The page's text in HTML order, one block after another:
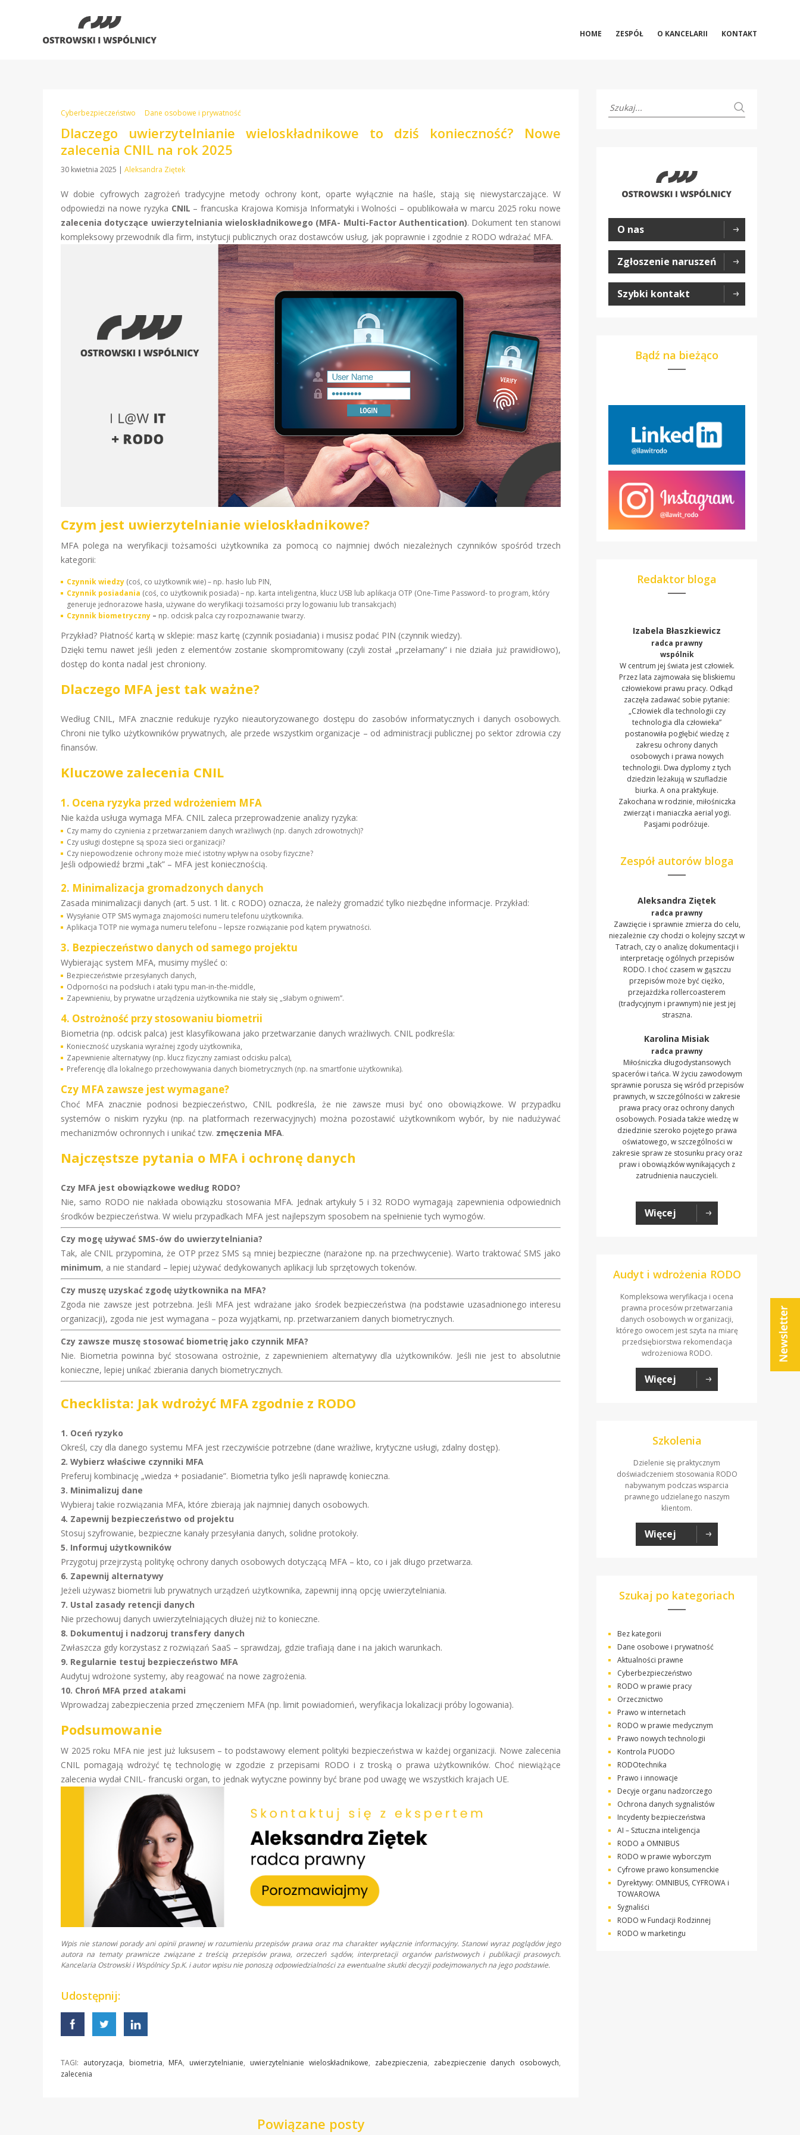
HOME ZESPÓŁ O KANCELARII KONTAKT
Cyberbezpieczeństwo Dane osobowe i prywatność
Dlaczego uwierzytelnianie wieloskładnikowe to dziś konieczność? Nowe
zalecenia CNIL na rok 2025
30 kwietnia 2025 | Aleksandra Ziętek
W dobie cyfrowych zagrożeń tradycyjne metody ochrony kont, oparte wyłącznie na haśle, stają się niewystarczające. W
odpowiedzi na nowe ryzyka CNIL – francuska Krajowa Komisja Informatyki i Wolności – opublikowała w marcu 2025 roku nowe
zalecenia dotyczące uwierzytelniania wieloskładnikowego (MFA- Multi-Factor Authentication). Dokument ten stanowi
kompleksowy przewodnik dla firm, instytucji publicznych oraz dostawców usług, jak poprawnie i zgodnie z RODO wdrażać MFA.
Czym jest uwierzytelnianie wieloskładnikowe?
MFA polega na weryfikacji tożsamości użytkownika za pomocą co najmniej dwóch niezależnych czynników spośród trzech
kategorii:
Czynnik wiedzy (coś, co użytkownik wie) – np. hasło lub PIN,
Czynnik posiadania (coś, co użytkownik posiada) – np. karta inteligentna, klucz USB lub aplikacja OTP (One-Time Password- to program, który
generuje jednorazowe hasła, używane do weryfikacji tożsamości przy logowaniu lub transakcjach)
Czynnik biometryczny – np. odcisk palca czy rozpoznawanie twarzy.
Przykład? Płatność kartą w sklepie: masz kartę (czynnik posiadania) i musisz podać PIN (czynnik wiedzy).
Dzięki temu nawet jeśli jeden z elementów zostanie skompromitowany (czyli został „przełamany” i nie działa już prawidłowo),
dostęp do konta nadal jest chroniony.
Dlaczego MFA jest tak ważne?
Według CNIL, MFA znacznie redukuje ryzyko nieautoryzowanego dostępu do zasobów informatycznych i danych osobowych.
Chroni nie tylko użytkowników prywatnych, ale przede wszystkim organizacje – od administracji publicznej po sektor zdrowia czy
finansów.
Kluczowe zalecenia CNIL
1. Ocena ryzyka przed wdrożeniem MFA
Nie każda usługa wymaga MFA. CNIL zaleca przeprowadzenie analizy ryzyka:
Czy mamy do czynienia z przetwarzaniem danych wrażliwych (np. danych zdrowotnych)?
Czy usługi dostępne są spoza sieci organizacji?
Czy niepowodzenie ochrony może mieć istotny wpływ na osoby fizyczne?
Jeśli odpowiedź brzmi „tak” – MFA jest koniecznością.
2. Minimalizacja gromadzonych danych
Zasada minimalizacji danych (art. 5 ust. 1 lit. c RODO) oznacza, że należy gromadzić tylko niezbędne informacje. Przykład:
Wysyłanie OTP SMS wymaga znajomości numeru telefonu użytkownika.
Aplikacja TOTP nie wymaga numeru telefonu – lepsze rozwiązanie pod kątem prywatności.
3. Bezpieczeństwo danych od samego projektu
Wybierając system MFA, musimy myśleć o:
Bezpieczeństwie przesyłanych danych,
Odporności na podsłuch i ataki typu man-in-the-middle,
Zapewnieniu, by prywatne urządzenia użytkownika nie stały się „słabym ogniwem”.
4. Ostrożność przy stosowaniu biometrii
Biometria (np. odcisk palca) jest klasyfikowana jako przetwarzanie danych wrażliwych. CNIL podkreśla:
Konieczność uzyskania wyraźnej zgody użytkownika,
Zapewnienie alternatywy (np. klucz fizyczny zamiast odcisku palca),
Preferencję dla lokalnego przechowywania danych biometrycznych (np. na smartfonie użytkownika).
Czy MFA zawsze jest wymagane?
Choć MFA znacznie podnosi bezpieczeństwo, CNIL podkreśla, że nie zawsze musi być ono obowiązkowe. W przypadku
systemów o niskim ryzyku (np. na platformach rezerwacyjnych) można pozostawić użytkownikom wybór, by nie nadużywać
mechanizmów ochronnych i unikać tzw. zmęczenia MFA.
Najczęstsze pytania o MFA i ochronę danych
Czy MFA jest obowiązkowe według RODO?
Nie, samo RODO nie nakłada obowiązku stosowania MFA. Jednak artykuły 5 i 32 RODO wymagają zapewnienia odpowiednich
środków bezpieczeństwa. W wielu przypadkach MFA jest najlepszym sposobem na spełnienie tych wymogów.
Czy mogę używać SMS-ów do uwierzytelniania?
Tak, ale CNIL przypomina, że OTP przez SMS są mniej bezpieczne (narażone np. na przechwycenie). Warto traktować SMS jako
minimum, a nie standard – lepiej używać dedykowanych aplikacji lub sprzętowych tokenów.
Czy muszę uzyskać zgodę użytkownika na MFA?
Zgoda nie zawsze jest potrzebna. Jeśli MFA jest wdrażane jako środek bezpieczeństwa (na podstawie uzasadnionego interesu
organizacji), zgoda nie jest wymagana – poza wyjątkami, np. przetwarzaniem danych biometrycznych.
Czy zawsze muszę stosować biometrię jako czynnik MFA?
Nie. Biometria powinna być stosowana ostrożnie, z zapewnieniem alternatywy dla użytkowników. Jeśli nie jest to absolutnie
konieczne, lepiej unikać zbierania danych biometrycznych.
Checklista: Jak wdrożyć MFA zgodnie z RODO
1. Oceń ryzyko
Określ, czy dla danego systemu MFA jest rzeczywiście potrzebne (dane wrażliwe, krytyczne usługi, zdalny dostęp).
2. Wybierz właściwe czynniki MFA
Preferuj kombinację „wiedza + posiadanie”. Biometria tylko jeśli naprawdę konieczna.
3. Minimalizuj dane
Wybieraj takie rozwiązania MFA, które zbierają jak najmniej danych osobowych.
4. Zapewnij bezpieczeństwo od projektu
Stosuj szyfrowanie, bezpieczne kanały przesyłania danych, solidne protokoły.
5. Informuj użytkowników
Przygotuj przejrzystą politykę ochrony danych osobowych dotyczącą MFA – kto, co i jak długo przetwarza.
6. Zapewnij alternatywy
Jeżeli używasz biometrii lub prywatnych urządzeń użytkownika, zapewnij inną opcję uwierzytelniania.
7. Ustal zasady retencji danych
Nie przechowuj danych uwierzytelniających dłużej niż to konieczne.
8. Dokumentuj i nadzoruj transfery danych
Zwłaszcza gdy korzystasz z rozwiązań SaaS – sprawdzaj, gdzie trafiają dane i na jakich warunkach.
9. Regularnie testuj bezpieczeństwo MFA
Audytuj wdrożone systemy, aby reagować na nowe zagrożenia.
10. Chroń MFA przed atakami
Wprowadzaj zabezpieczenia przed zmęczeniem MFA (np. limit powiadomień, weryfikacja lokalizacji próby logowania).
Podsumowanie
W 2025 roku MFA nie jest już luksusem – to podstawowy element polityki bezpieczeństwa w każdej organizacji. Nowe zalecenia
CNIL pomagają wdrożyć tę technologię w zgodzie z przepisami RODO i z troską o prawa użytkowników. Choć niewiążące
zalecenia wydał CNIL- francuski organ, to jednak wytyczne powinny być brane pod uwagę we wszystkich krajach UE.
Wpis nie stanowi porady ani opinii prawnej w rozumieniu przepisów prawa oraz ma charakter wyłącznie informacyjny. Stanowi wyraz poglądów jego
autora na tematy prawnicze związane z treścią przepisów prawa, orzeczeń sądów, interpretacji organów państwowych i publikacji prasowych.
Kancelaria Ostrowski i Wspólnicy Sp.K. i autor wpisu nie ponoszą odpowiedzialności za ewentualne skutki decyzji podejmowanych na jego podstawie.
Udostępnij:
TAGI: autoryzacja, biometria, MFA, uwierzytelnianie, uwierzytelnianie wieloskładnikowe, zabezpieczenia, zabezpieczenie danych osobowych,
zalecenia
Powiązane posty
O nas
Zgłoszenie naruszeń
Szybki kontakt
Bądź na bieżąco
Redaktor bloga
Izabela Błaszkiewicz
radca prawny
wspólnik
W centrum jej świata jest człowiek.
Przez lata zajmowała się bliskiemu
człowiekowi prawu pracy. Odkąd
zaczęła zadawać sobie pytanie:
„Człowiek dla technologii czy
technologia dla człowieka”
postanowiła pogłębić wiedzę z
zakresu ochrony danych
osobowych i prawa nowych
technologii. Dwa dyplomy z tych
dziedzin leżakują w szufladzie
biurka. A ona praktykuje.
Zakochana w rodzinie, miłośniczka
zwierząt i maniaczka aerial yogi.
Pasjami podróżuje.
Zespół autorów bloga
Aleksandra Ziętek
radca prawny
Zawzięcie i sprawnie zmierza do celu,
niezależnie czy chodzi o kolejny szczyt w
Tatrach, czy o analizę dokumentacji i
interpretację ogólnych przepisów
RODO. I choć czasem w gąszczu
przepisów może być ciężko,
przejażdżka rollercoasterem
(tradycyjnym i prawnym) nie jest jej
straszna.
Karolina Misiak
radca prawny
Miłośniczka długodystansowych
spacerów i tańca. W życiu zawodowym
sprawnie porusza się wśród przepisów
prawnych, w szczególności w zakresie
prawa pracy oraz ochrony danych
osobowych. Posiada także wiedzę w
dziedzinie szeroko pojętego prawa
oświatowego, w szczególności w
zakresie spraw ze stosunku pracy oraz
praw i obowiązków wynikających z
zatrudnienia nauczycieli.
Więcej
Audyt i wdrożenia RODO
Kompleksowa weryfikacja i ocena
prawna procesów przetwarzania
danych osobowych w organizacji,
którego owocem jest szyta na miarę
przedsiębiorstwa rekomendacja
wdrożeniowa RODO.
Więcej
Szkolenia
Dzielenie się praktycznym
doświadczeniem stosowania RODO
nabywanym podczas wsparcia
prawnego udzielanego naszym
klientom.
Więcej
Szukaj po kategoriach
Bez kategorii
Dane osobowe i prywatność
Aktualności prawne
Cyberbezpieczeństwo
RODO w prawie pracy
Orzecznictwo
Prawo w internetach
RODO w prawie medycznym
Prawo nowych technologii
Kontrola PUODO
RODOtechnika
Prawo i innowacje
Decyje organu nadzorczego
Ochrona danych sygnalistów
Incydenty bezpieczeństwa
AI – Sztuczna inteligencja
RODO a OMNIBUS
RODO w prawie wyborczym
Cyfrowe prawo konsumenckie
Dyrektywy: OMNIBUS, CYFROWA i
TOWAROWA
Sygnaliści
RODO w Fundacji Rodzinnej
RODO w marketingu